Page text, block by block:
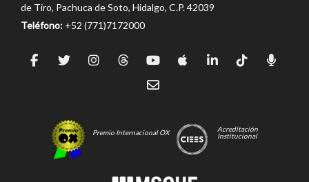
de Tiro, Pachuca de Soto, Hidalgo, C.P. 42039
Teléfono: +52 (771)7172000
Premio Internacional OX
Acreditación
Institucional